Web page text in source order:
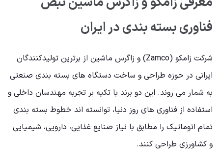
فناوری بسته بندی در ایران
شرکت زامکو (Zamco) و زاگرس ماشین از برترین تولیدکنندگان
ایرانی در حوزه طراحی و ساخت دستگاه های بسته بندی صنعتی
به شمار می روند. این دو برند با تکیه بر تجربه مهندسان داخلی و
استفاده از فناوری های روز دنیا، توانسته اند خطوط بسته بندی
تمام اتوماتیک را مطابق با نیاز صنایع غذایی، دارویی، شیمیایی
و کشاورزی طراحی کنند.